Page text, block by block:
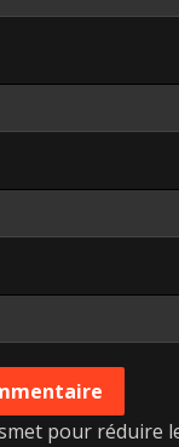
pour réduire